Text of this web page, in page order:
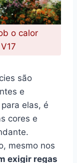
o calor
são
e
elas, é
cores e
mesmo nos
exigir regas